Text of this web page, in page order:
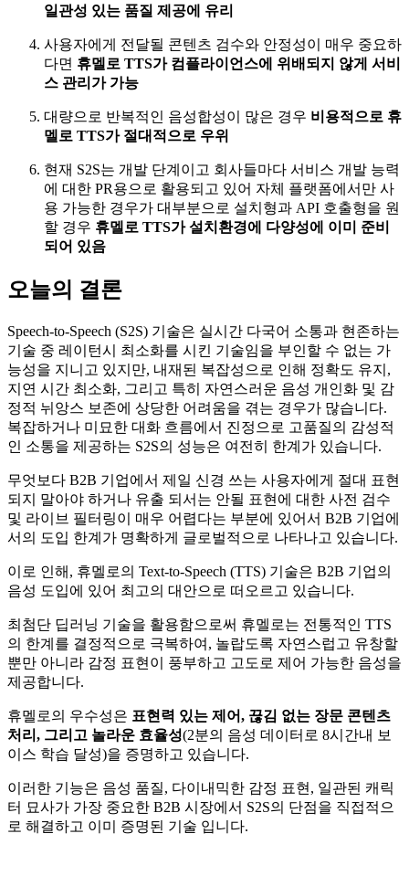
일관성 있는 품질 제공에 유리
사용자에게 전달될 콘텐츠 검수와 안정성이 매우 중요하
다면 휴멜로 TTS가 컴플라이언스에 위배되지 않게 서비
스 관리가 가능
대량으로 반복적인 음성합성이 많은 경우 비용적으로 휴
멜로 TTS가 절대적으로 우위
현재 S2S는 개발 단계이고 회사들마다 서비스 개발 능력
에 대한 PR용으로 활용되고 있어 자체 플랫폼에서만 사
용 가능한 경우가 대부분으로 설치형과 API 호출형을 원
할 경우 휴멜로 TTS가 설치환경에 다양성에 이미 준비
되어 있음
오늘의 결론
Speech-to-Speech (S2S) 기술은 실시간 다국어 소통과 현존하는
기술 중 레이턴시 최소화를 시킨 기술임을 부인할 수 없는 가
능성을 지니고 있지만, 내재된 복잡성으로 인해 정확도 유지,
지연 시간 최소화, 그리고 특히 자연스러운 음성 개인화 및 감
정적 뉘앙스 보존에 상당한 어려움을 겪는 경우가 많습니다.
복잡하거나 미묘한 대화 흐름에서 진정으로 고품질의 감성적
인 소통을 제공하는 S2S의 성능은 여전히 한계가 있습니다.
무엇보다 B2B 기업에서 제일 신경 쓰는 사용자에게 절대 표현
되지 말아야 하거나 유출 되서는 안될 표현에 대한 사전 검수
및 라이브 필터링이 매우 어렵다는 부분에 있어서 B2B 기업에
서의 도입 한계가 명확하게 글로벌적으로 나타나고 있습니다.
이로 인해, 휴멜로의 Text-to-Speech (TTS) 기술은 B2B 기업의
음성 도입에 있어 최고의 대안으로 떠오르고 있습니다.
최첨단 딥러닝 기술을 활용함으로써 휴멜로는 전통적인 TTS
의 한계를 결정적으로 극복하여, 놀랍도록 자연스럽고 유창할
뿐만 아니라 감정 표현이 풍부하고 고도로 제어 가능한 음성을
제공합니다.
휴멜로의 우수성은 표현력 있는 제어, 끊김 없는 장문 콘텐츠
처리, 그리고 놀라운 효율성(2분의 음성 데이터로 8시간내 보
이스 학습 달성)을 증명하고 있습니다.
이러한 기능은 음성 품질, 다이내믹한 감정 표현, 일관된 캐릭
터 묘사가 가장 중요한 B2B 시장에서 S2S의 단점을 직접적으
로 해결하고 이미 증명된 기술 입니다.